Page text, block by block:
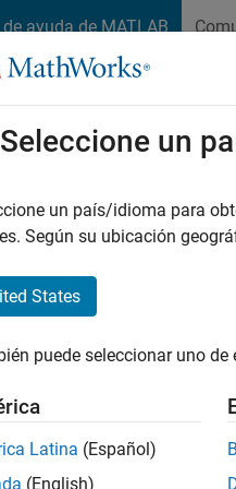
de ayuda de MATLAB
Y =
ejemplo
Seleccione un
un país/idioma para
Según su ubicación
States
puede seleccionar uno
Latina (Español)
(English)